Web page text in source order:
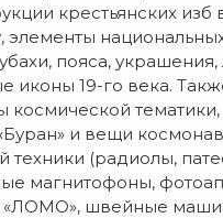
крестьянских изб
элементы
пояса,
иконы 19-го века.
космической
и вещи
техники (радиолы,
магнитофоны,
«ЛОМО», швейные